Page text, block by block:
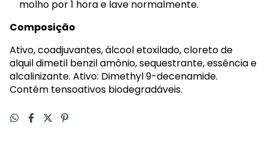
molho por 1 hora e lave normalmente.
Composição
Ativo, coadjuvantes, álcool etoxilado, cloreto de
alquil dimetil benzil amônio, sequestrante, essência e
alcalinizante. Ativo: Dimethyl 9-decenamide.
Contém tensoativos biodegradáveis.